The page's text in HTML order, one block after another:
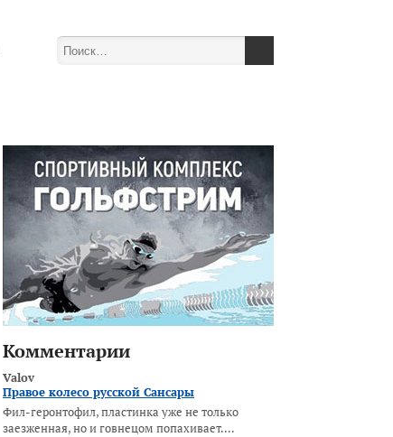
Комментарии
Valov
Правое колесо русской Сансары
Фил-геронтофил, пластинка уже не только
заезженная, но и говнецом попахивает.…